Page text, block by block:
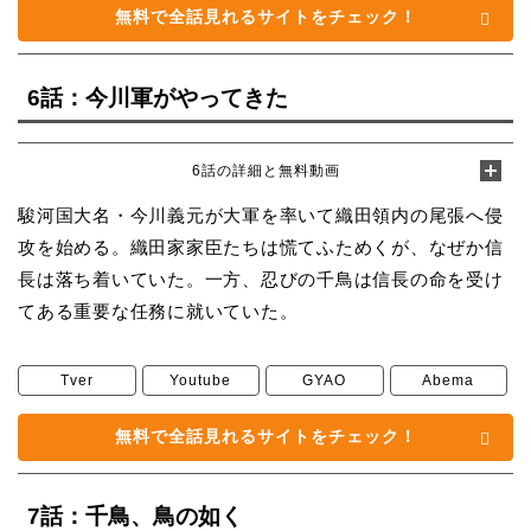
無料で全話見れるサイトをチェック！
6話：今川軍がやってきた
6話の詳細と無料動画
駿河国大名・今川義元が大軍を率いて織田領内の尾張へ侵
攻を始める。織田家家臣たちは慌てふためくが、なぜか信
長は落ち着いていた。一方、忍びの千鳥は信長の命を受け
てある重要な任務に就いていた。
Tver Youtube GYAO Abema
無料で全話見れるサイトをチェック！
7話：千鳥、鳥の如く